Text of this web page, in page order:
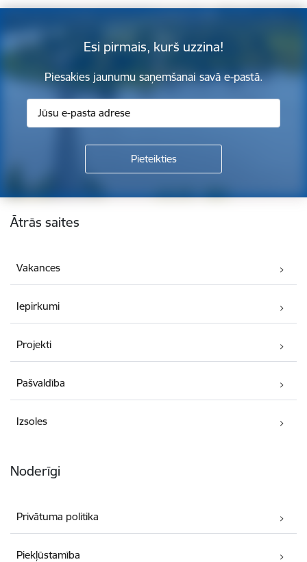
Esi pirmais, kurš uzzina!
Piesakies jaunumu saņemšanai savā e-pastā.
Kājene
Ātrās saites
Vakances
Iepirkumi
Projekti
Pašvaldība
Izsoles
Noderīgi
Privātuma politika
Piekļūstamība